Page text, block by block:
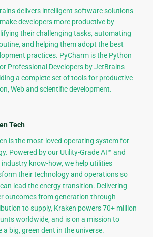
delivers intelligent software solutions
developers more productive by
their challenging tasks, automating
and helping them adopt the best
practices. PyCharm is the Python
Professional Developers by JetBrains
a complete set of tools for productive
Web and scientific development.
Tech
is the most-loved operating system for
Powered by our Utility-Grade AI™ and
industry know-how, we help utilities
their technology and operations so
lead the energy transition. Delivering
outcomes from generation through
to supply, Kraken powers 70+ million
worldwide, and is on a mission to
a big, green dent in the universe.